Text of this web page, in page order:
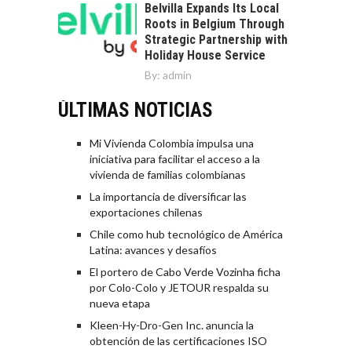
Belvilla Expands Its Local
Roots in Belgium Through
Strategic Partnership with
Holiday House Service
By: admin
ÚLTIMAS NOTICIAS
Mi Vivienda Colombia impulsa una
iniciativa para facilitar el acceso a la
vivienda de familias colombianas
La importancia de diversificar las
exportaciones chilenas
Chile como hub tecnológico de América
Latina: avances y desafíos
El portero de Cabo Verde Vozinha ficha
por Colo-Colo y JETOUR respalda su
nueva etapa
Kleen-Hy-Dro-Gen Inc. anuncia la
obtención de las certificaciones ISO